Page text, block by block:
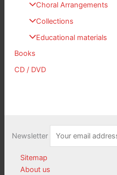
Choral Arrangements
Collections
Educational materials
Books
CD / DVD
Newsletter
Sitemap
About us